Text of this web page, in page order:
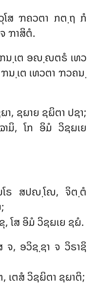
ໂສ ຠຄວຕາ ກຕ຺ຖ ກໍ
ຠາສິຕໍ.
ນ຺ເຕ ອຎ຺ຎຕຣໍ ເທວ
ເຕ ເທວຕາ ຠວຄນ຺
າ, ຊຏາຍ ຊຏິຕາ ປຊາ;
ມິ, ໂກ ອິມໍ ວິຊຏເຍ
ໂຣ ສປຎ຺ໂຎ, ຈິຕ຺ຕໍ
ໂສ ອິມໍ ວິຊຏເຍ ຊຏໍ.
ຈ, ອວິຊ຺ຊາ ຈ ວິຣາຊິ
ເຕສໍ ວິຊຏິຕາ ຊຏາຕິ;